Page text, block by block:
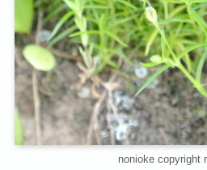
nonioke copyright